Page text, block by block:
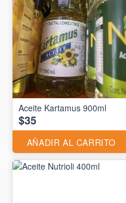
Aceite Kartamus 900ml
$35
AÑADIR AL CARRITO